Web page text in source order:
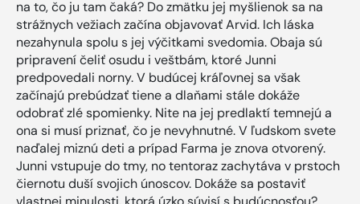
na to, čo ju tam čaká? Do zmätku jej myšlienok sa na
strážnych vežiach začína objavovať Arvid. Ich láska
nezahynula spolu s jej výčitkami svedomia. Obaja sú
pripravení čeliť osudu i veštbám, ktoré Junni
predpovedali norny. V budúcej kráľovnej sa však
začínajú prebúdzať tiene a dlaňami stále dokáže
odobrať zlé spomienky. Nite na jej predlaktí temnejú a
ona si musí priznať, čo je nevyhnutné. V ľudskom svete
naďalej miznú deti a prípad Farma je znova otvorený.
Junni vstupuje do tmy, no tentoraz zachytáva v prstoch
čiernotu duší svojich únoscov. Dokáže sa postaviť